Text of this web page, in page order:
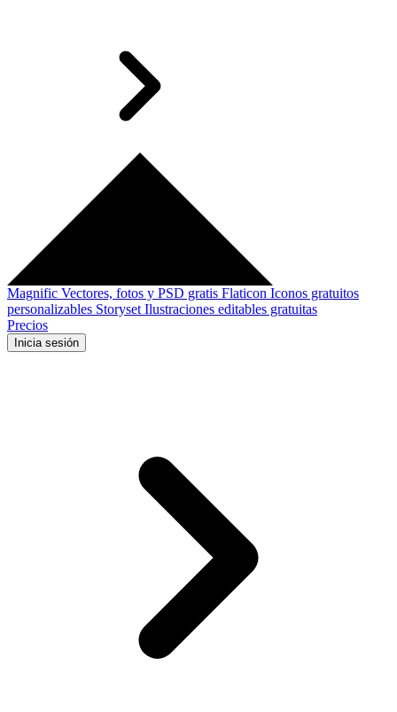
Magnific Vectores, fotos y PSD gratis Flaticon Iconos gratuitos
personalizables Storyset Ilustraciones editables gratuitas
Precios
Inicia sesión